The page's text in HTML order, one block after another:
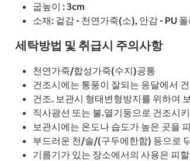
굽높이 : 3cm
소재: 겉감 - 천연가죽(소), 안감 - PU
세탁방법 및 취급시 주의사항
천연가죽/합성가죽(수지)공통
건조시에는 통풍이 잘되는 응달에서
건조. 보관시 형태변형방지를 위하여
직사광선 또는 불.열기둥으로 건조시
보관시에는 온도나 습도가 높은 곳을
부드러운 천/솔/(구두에한함) 등으로
기름기가 있는 장소에서의 사용은 피